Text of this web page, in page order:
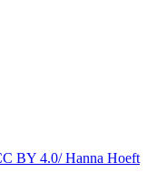
BY 4.0/ Hanna Hoeft